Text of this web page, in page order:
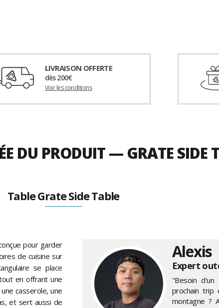
LIVRAISON OFFERTE
dès 200€
Voir les conditions
DU PRODUIT — GRATE SIDE
Table Grate Side Table
pour garder
de cuisine sur
se place
en offrant une
casserole, une
et sert aussi de
Alexis
Expert
"Besoin
prochain trip
montagne ?